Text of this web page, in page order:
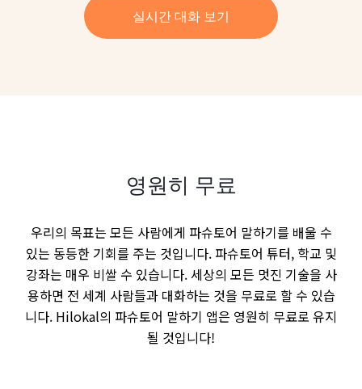
실시간 대화 보기
영원히 무료
우리의 목표는 모든 사람에게 파슈토어 말하기를 배울 수
있는 동등한 기회를 주는 것입니다. 파슈토어 튜터, 학교 및
강좌는 매우 비쌀 수 있습니다. 세상의 모든 멋진 기술을 사
용하면 전 세계 사람들과 대화하는 것을 무료로 할 수 있습
니다. Hilokal의 파슈토어 말하기 앱은 영원히 무료로 유지
될 것입니다!